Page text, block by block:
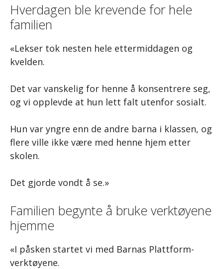
Hverdagen ble krevende for hele
familien
«Lekser tok nesten hele ettermiddagen og
kvelden.
Det var vanskelig for henne å konsentrere seg,
og vi opplevde at hun lett falt utenfor sosialt.
Hun var yngre enn de andre barna i klassen, og
flere ville ikke være med henne hjem etter
skolen.
Det gjorde vondt å se.»
Familien begynte å bruke verktøyene
hjemme
«I påsken startet vi med Barnas Plattform-
verktøyene.